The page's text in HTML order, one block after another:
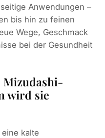
Anwendungen –
bis hin zu feinen
Wege, Geschmack
bei der Gesundheit
wird sie
kalte